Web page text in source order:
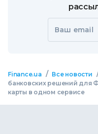
Ваш email
Finance.ua / Все новости
банковских решений для
карты в одном сервисе